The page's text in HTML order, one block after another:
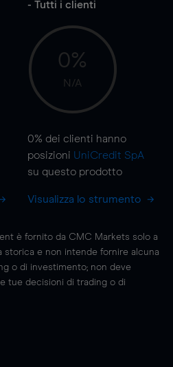
- Tutti i clienti
0%
N/A
0% dei clienti hanno
posizioni UniCredit SpA
su questo prodotto
Visualizza lo strumento
è fornito da CMC Markets solo a
storica e non intende fornire alcuna
o di investimento; non deve
tue decisioni di trading o di